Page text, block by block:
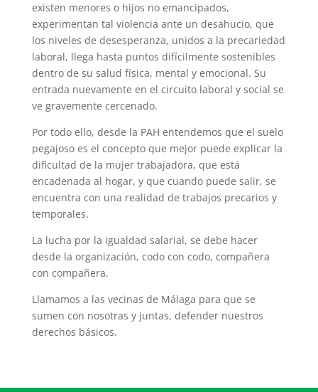
existen menores o hijos no emancipados,
experimentan tal violencia ante un desahucio, que
los niveles de desesperanza, unidos a la precariedad
laboral, llega hasta puntos difícilmente sostenibles
dentro de su salud física, mental y emocional. Su
entrada nuevamente en el circuito laboral y social se
ve gravemente cercenado.
Por todo ello, desde la PAH entendemos que el suelo
pegajoso es el concepto que mejor puede explicar la
dificultad de la mujer trabajadora, que está
encadenada al hogar, y que cuando puede salir, se
encuentra con una realidad de trabajos precarios y
temporales.
La lucha por la igualdad salarial, se debe hacer
desde la organización, codo con codo, compañera
con compañera.
Llamamos a las vecinas de Málaga para que se
sumen con nosotras y juntas, defender nuestros
derechos básicos.